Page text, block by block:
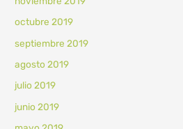
octubre 2019
septiembre 2019
agosto 2019
julio 2019
junio 2019